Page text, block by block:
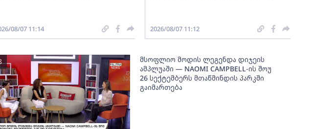
08/07 11:14 2026/08/07 11:12
მსოფლიო მოდის ლეგენდა დიჯეის
ამპლუაში — NAOMI CAMPBELL-ის შოუ
26 სექტემბერს მთაწმინდის პარკში
გაიმართება